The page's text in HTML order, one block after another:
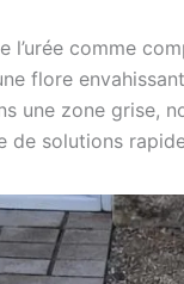
l’urée comme
flore
une zone grise,
de solutions